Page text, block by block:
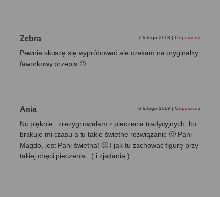
Zebra 7 lutego 2013 Odpowiedz
Pewnie skuszę się wypróbować ale czekam na oryginalny
faworkowy przepis 🙂
Ania 6 lutego 2013 Odpowiedz
No pięknie.. zrezygnowałam z pieczenia tradycyjnych, bo
brakuje mi czasu a tu takie świetne rozwiązanie 🙂 Pani
Magdo, jest Pani świetna! 🙂 I jak tu zachować figurę przy
takiej chęci pieczenia.. ( i zjadania )